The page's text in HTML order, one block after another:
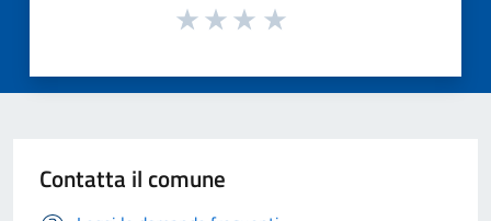
Contatta il comune